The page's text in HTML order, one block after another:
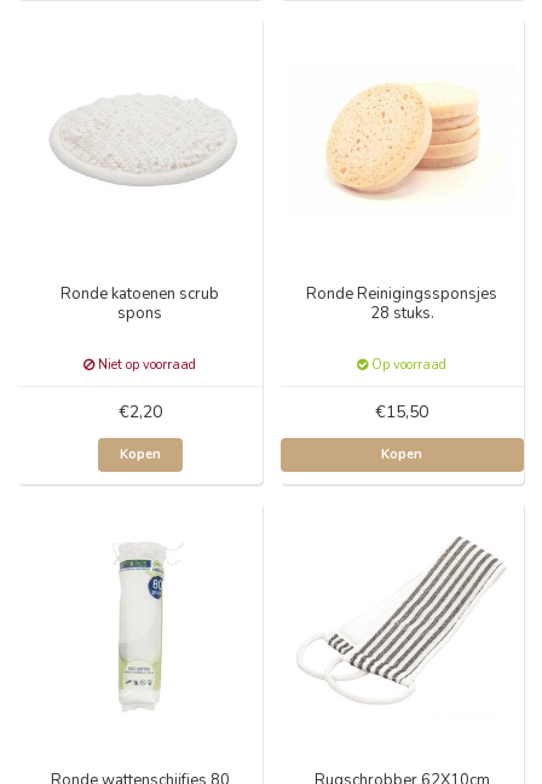
Ronde katoenen scrub
spons
Niet op voorraad
€2,20
Kopen
Ronde Reinigingssponsjes
28 stuks.
Op voorraad
€15,50
Kopen